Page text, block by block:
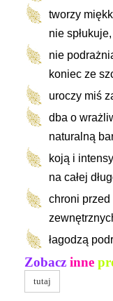
tworzy
nie spłukuje,
nie
koniec ze
uroczy miś
dba o
naturalną
koją i
na całej
chroni przed
łagodzą
Zobacz inne
tutaj